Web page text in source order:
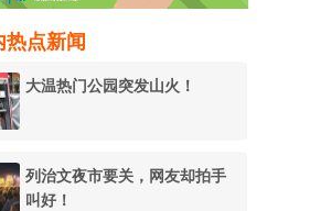
点新闻
大温热门公园突发山火！
列治文夜市要关，网友却拍手
叫好！